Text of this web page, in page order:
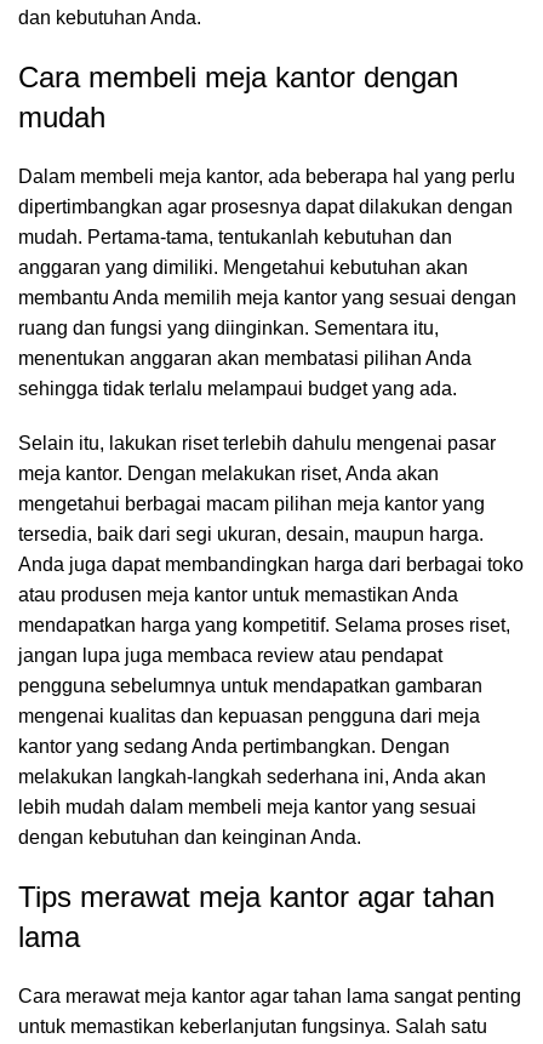
dan kebutuhan Anda.
Cara membeli meja kantor dengan
mudah
Dalam membeli meja kantor, ada beberapa hal yang perlu
dipertimbangkan agar prosesnya dapat dilakukan dengan
mudah. Pertama-tama, tentukanlah kebutuhan dan
anggaran yang dimiliki. Mengetahui kebutuhan akan
membantu Anda memilih meja kantor yang sesuai dengan
ruang dan fungsi yang diinginkan. Sementara itu,
menentukan anggaran akan membatasi pilihan Anda
sehingga tidak terlalu melampaui budget yang ada.
Selain itu, lakukan riset terlebih dahulu mengenai pasar
meja kantor. Dengan melakukan riset, Anda akan
mengetahui berbagai macam pilihan meja kantor yang
tersedia, baik dari segi ukuran, desain, maupun harga.
Anda juga dapat membandingkan harga dari berbagai toko
atau produsen meja kantor untuk memastikan Anda
mendapatkan harga yang kompetitif. Selama proses riset,
jangan lupa juga membaca review atau pendapat
pengguna sebelumnya untuk mendapatkan gambaran
mengenai kualitas dan kepuasan pengguna dari meja
kantor yang sedang Anda pertimbangkan. Dengan
melakukan langkah-langkah sederhana ini, Anda akan
lebih mudah dalam membeli meja kantor yang sesuai
dengan kebutuhan dan keinginan Anda.
Tips merawat meja kantor agar tahan
lama
Cara merawat meja kantor agar tahan lama sangat penting
untuk memastikan keberlanjutan fungsinya. Salah satu